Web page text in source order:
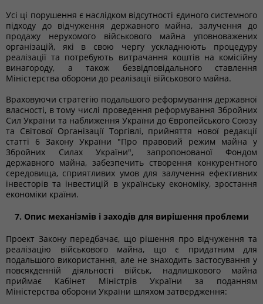
Усі ці порушення є наслідком відсутності єдиного системного
підходу до відчуження державного майна, залучення до
продажу нерухомого військового майна уповноважених
організацій, які в свою чергу ускладнюють процедуру
реалізації та потребують витрачання коштів на комісійну
винагороду, а також безвідповідального ставлення
Міністерства оборони до реалізації військового майна.
Враховуючи стратегію подальшого реформування державної
власності, в тому числі проведення реформування Збройних
Сил України та наближення України до Європейського Союзу
та Світової Організації Торгівлі, прийняття нової редакції
статті 6 Закону України "Про правовий режим майна у
Збройних Силах України", запропонованої Фондом
державного майна, забезпечить створення конкурентного
середовища, сприятливих умов для залучення ефективних
інвесторів та інвестицій в українську економіку, зростання
економіки країни.
7. Опис механізмів і заходів для вирішення проблеми
Проект Закону передбачає, що рішення про відчуження та
реалізацію військового майна, що є придатним для
подальшого використання, але не знаходить застосування у
повсякденній діяльності військ, надлишкового майна
приймає Кабінет Міністрів України за поданням
Міністерства оборони України шляхом затвердження: